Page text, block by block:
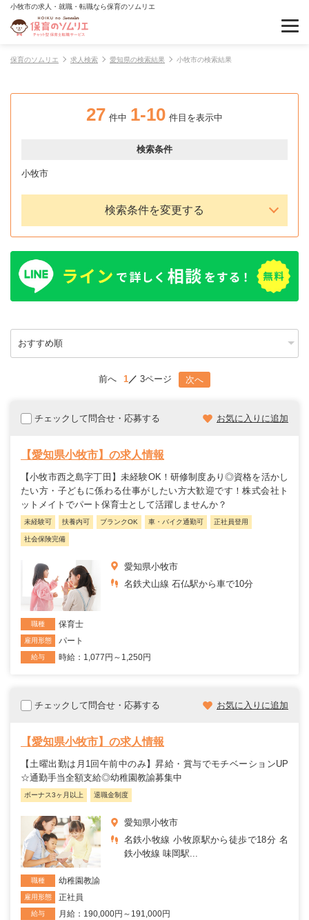
小牧市の求人・就職・転職なら保育のソムリエ
保育のソムリエ 求人検索 愛知県の検索結果 小牧市の検索結果
27 件中 1-10 件目を表示中
検索条件
小牧市
検索条件を変更する
前へ 1 3ページ 次へ
チェックして問合せ・応募する お気に入りに追加
【愛知県小牧市】の求人情報
【小牧市西之島字丁田】未経験OK！研修制度あり◎資格を活かし
たい方・子どもに係わる仕事がしたい方大歓迎です！株式会社ト
ットメイトでパート保育士として活躍しませんか？
未経験可 扶養内可 ブランクOK 車・バイク通勤可 正社員登用
社会保険完備
愛知県小牧市
名鉄犬山線 石仏駅から車で10分
職種 保育士
雇用形態 パート
給与 時給：1,077円～1,250円
チェックして問合せ・応募する お気に入りに追加
【愛知県小牧市】の求人情報
【土曜出勤は月1回午前中のみ】昇給・賞与でモチベーションUP
☆通勤手当全額支給◎幼稚園教諭募集中
ボーナス3ヶ月以上 退職金制度
愛知県小牧市
名鉄小牧線 小牧原駅から徒歩で18分 名
鉄小牧線 味岡駅...
職種 幼稚園教諭
雇用形態 正社員
給与 月給：190,000円～191,000円